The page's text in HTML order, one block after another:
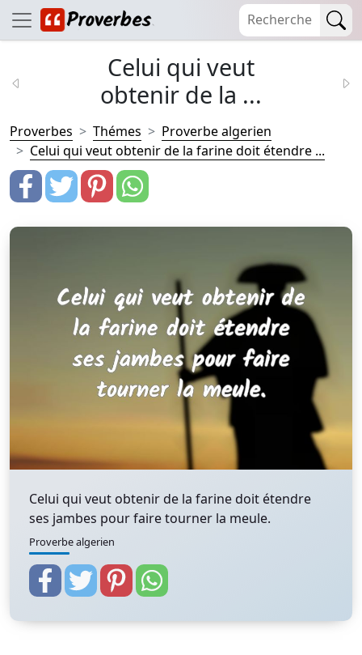
Celui qui veut
obtenir de la ...
Proverbes Thémes
Proverbe algerien
Celui qui veut obtenir de la farine doit étendre ...
Celui qui veut obtenir de la farine doit étendre
ses jambes pour faire tourner la meule.
Proverbe algerien